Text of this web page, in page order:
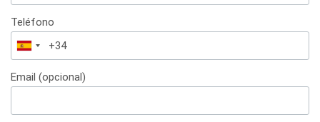
Teléfono
España
+34
Email (opcional)